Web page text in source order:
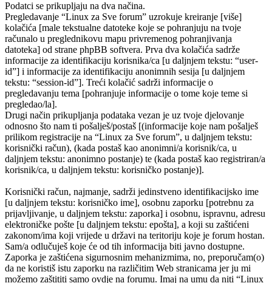
Podatci se prikupljaju na dva načina.
Pregledavanje “Linux za Sve forum” uzrokuje kreiranje [više]
kolačića [male tekstualne datoteke koje se pohranjuju na tvoje
računalo u preglednikovu mapu privremenog pohranjivanja
datoteka] od strane phpBB softvera. Prva dva kolačića sadrže
informacije za identifikaciju korisnika/ca [u daljnjem tekstu: “user-
id”] i informacije za identifikaciju anonimnih sesija [u daljnjem
tekstu: “session-id”]. Treći kolačić sadrži informacije o
pregledavanju tema [pohranjuje informacije o tome koje teme si
pregledao/la].
Drugi način prikupljanja podataka vezan je uz tvoje djelovanje
odnosno što nam ti pošalješ/postaš [(informacije koje nam pošalješ
prilikom registracije na “Linux za Sve forum”, u daljnjem tekstu:
korisnički račun), (kada postaš kao anonimni/a korisnik/ca, u
daljnjem tekstu: anonimno postanje) te (kada postaš kao registriran/a
korisnik/ca, u daljnjem tekstu: korisničko postanje)].
Korisnički račun, najmanje, sadrži jedinstveno identifikacijsko ime
[u daljnjem tekstu: korisničko ime], osobnu zaporku [potrebnu za
prijavljivanje, u daljnjem tekstu: zaporka] i osobnu, ispravnu, adresu
elektroničke pošte [u daljnjem tekstu: epošta], a koji su zaštićeni
zakonom/ima koji vrijede u državi na teritoriju koje je forum hostan.
Sam/a odlučuješ koje će od tih informacija biti javno dostupne.
Zaporka je zaštićena sigurnosnim mehanizmima, no, preporučam(o)
da ne koristiš istu zaporku na različitim Web stranicama jer ju mi
možemo zaštititi samo ovdje na forumu. Imaj na umu da niti “Linux